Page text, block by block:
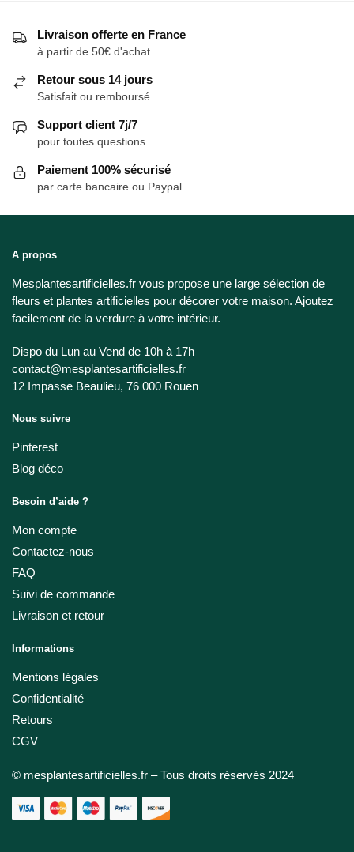
Livraison offerte en France
à partir de 50€ d'achat
Retour sous 14 jours
Satisfait ou remboursé
Support client 7j/7
pour toutes questions
Paiement 100% sécurisé
par carte bancaire ou Paypal
A propos
Mesplantesartificielles.fr vous propose une large sélection de
fleurs et plantes artificielles pour décorer votre maison. Ajoutez
facilement de la verdure à votre intérieur.
Dispo du Lun au Vend de 10h à 17h
contact@mesplantesartificielles.fr
12 Impasse Beaulieu, 76 000 Rouen
Nous suivre
Pinterest
Blog déco
Besoin d’aide ?
Mon compte
Contactez-nous
FAQ
Suivi de commande
Livraison et retour
Informations
Mentions légales
Confidentialité
Retours
CGV
© mesplantesartificielles.fr – Tous droits réservés 2024